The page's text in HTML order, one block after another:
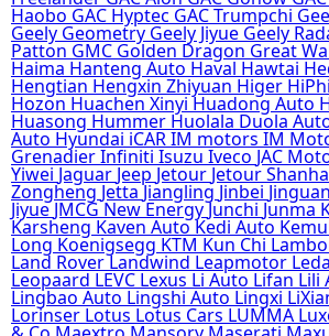
Haobo GAC Hyptec GAC Trumpchi
Geely Geometry Geely Jiyue Geely
Patton GMC Golden Dragon Great
Haima Hanteng Auto Haval Hawtai
Hengtian Hengxin Zhiyuan Higer HiPhi
Hozon Huachen XinyiHuadong Auto
Huasong Hummer Huolala Duola
Auto Hyundai iCARIM motors IM
GrenadierInfiniti Isuzu Iveco JAC
Yiwei Jaguar Jeep Jetour Jetour
Zongheng JettaJiangling Jinbei
JiyueJMCG New EnergyJunchi Junma
Karsheng Kaven AutoKedi Auto
Long Koenigsegg KTM Kun Chi
Land RoverLandwind Leapmotor
Leopaard LEVC Lexus Li Auto Lifan Lili
Lingbao Auto Lingshi Auto Lingxi
Lorinser Lotus Lotus Cars LUMMA